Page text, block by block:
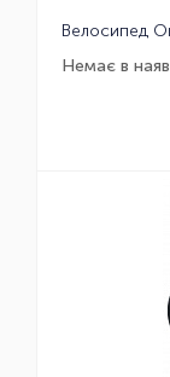
Велосипед
Немає в